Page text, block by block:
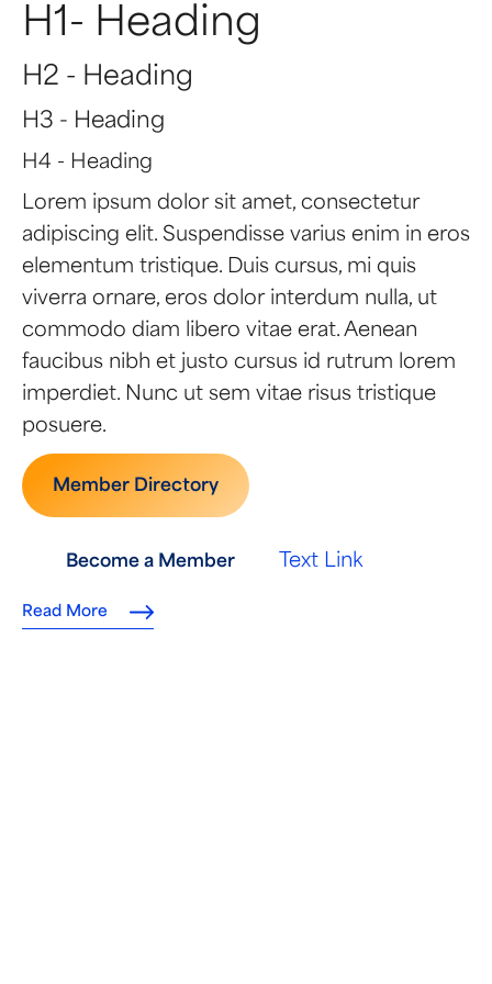
H1- Heading
H2 - Heading
H3 - Heading
H4 - Heading
Lorem ipsum dolor sit amet, consectetur
adipiscing elit. Suspendisse varius enim in eros
elementum tristique. Duis cursus, mi quis
viverra ornare, eros dolor interdum nulla, ut
commodo diam libero vitae erat. Aenean
faucibus nibh et justo cursus id rutrum lorem
imperdiet. Nunc ut sem vitae risus tristique
posuere.
Member Directory
Become a Member Text Link
Read More